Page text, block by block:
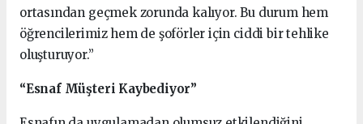
ortasından geçmek zorunda kalıyor. Bu durum hem
öğrencilerimiz hem de şoförler için ciddi bir tehlike
oluşturuyor.”
“Esnaf Müşteri Kaybediyor”